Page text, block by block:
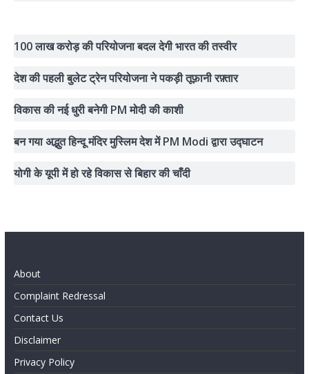
100 लाख करोड़ की परियोजना बदल देगी भारत की तस्वीर
देश की पहली बुलेट ट्रेन परियोजना ने पकड़ी तूफ़ानी रफ़्तार
विकास की नई धुरी बनेगी PM मोदी की काशी
बन गया अद्भुत हिन्दू मंदिर मुस्लिम देश में PM Modi द्वारा उद्घाटन
योगी के यूपी में हो रहे विकास से बिहार की चाँदी
About
Complaint Redressal
Contact Us
Disclaimer
Privacy Policy